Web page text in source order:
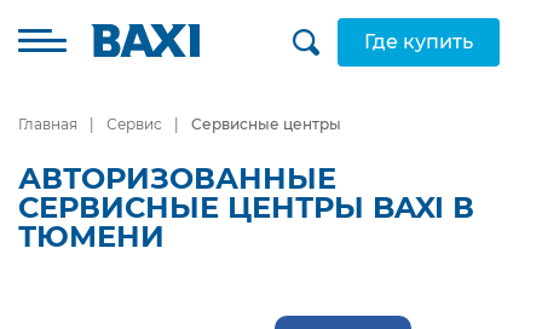
Где купить
Главная Сервис Сервисные центры
АВТОРИЗОВАННЫЕ
СЕРВИСНЫЕ ЦЕНТРЫ BAXI В
ТЮМЕНИ